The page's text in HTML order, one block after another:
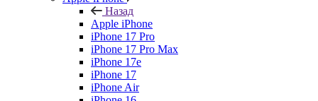
Назад
Apple iPhone
iPhone 17 Pro
iPhone 17 Pro Max
iPhone 17e
iPhone 17
iPhone Air